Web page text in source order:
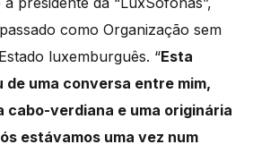
como Organização sem
luxemburguês. “Esta
de uma conversa entre mim,
cabo-verdiana e uma originária
estávamos uma vez num